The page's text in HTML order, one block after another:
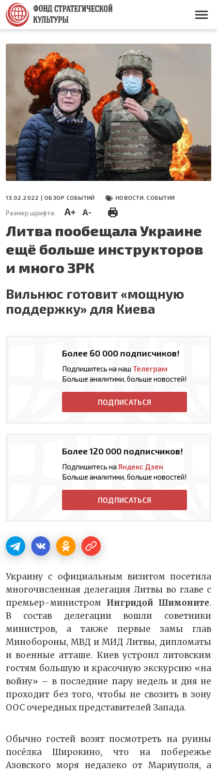
Перейти
основному
содержанию
Основная
13.02.2022 | ОБЗОР СОБЫТИЙ НОВОСТИ. СОБЫТИЯ
Размер шрифта: A+ A-
Литва пообещала Украине
ещё больше инструкторов
и много ЗРК
Вильнюс готовит «мощную
поддержку» для Киева
Более 60 000 подписчиков!
Подпишитесь на наш Телеграм
Больше аналитики, больше новостей!
ПОДПИСАТЬСЯ
Более 120 000 подписчиков!
Подпишитесь на Яндекс Дзен
Больше аналитики, больше новостей!
ПОДПИСАТЬСЯ
Украину с официальным визитом посетила
многочисленная делегация Литвы во главе с
премьер-министром Ингридой Шимоните.
В состав делегации вошли советники
министров, а также первые замы глав
Минобороны, МВД и МИД Литвы, дипломаты
и военные атташе. Киев устроил литовским
гостям большую и красочную экскурсию «на
войну» – в последние пару недель и дня не
проходит без того, чтобы не свозить в зону
ООС очередных представителей Запада.
Обычно гостей возят посмотреть на руины
посёлка Широкино, что на побережье
Азовского моря недалеко от Мариуполя, а